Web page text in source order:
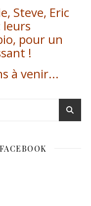
Steve, Eric
leurs
pour un
!
à venir...